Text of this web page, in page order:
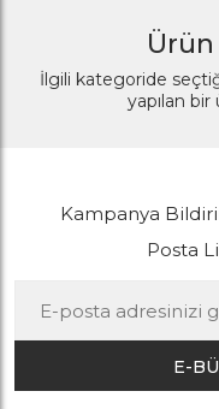
İlgili kategoride
yapılan
Kampanya
Posta
E-